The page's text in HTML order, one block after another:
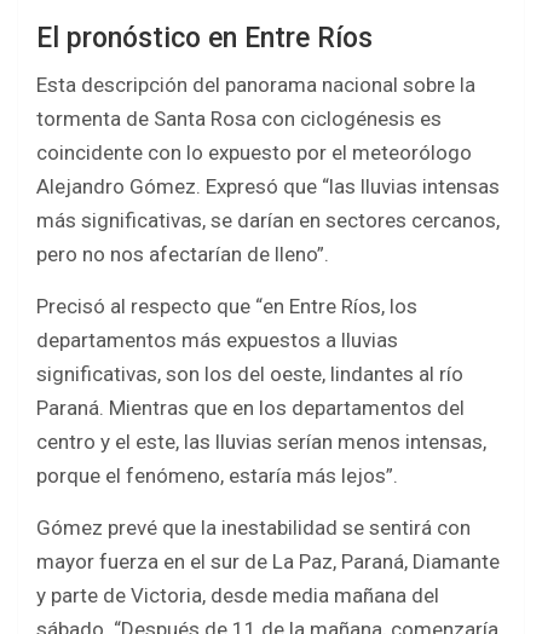
El pronóstico en Entre Ríos
Esta descripción del panorama nacional sobre la
tormenta de Santa Rosa con ciclogénesis es
coincidente con lo expuesto por el meteorólogo
Alejandro Gómez. Expresó que “las lluvias intensas
más significativas, se darían en sectores cercanos,
pero no nos afectarían de lleno”.
Precisó al respecto que “en Entre Ríos, los
departamentos más expuestos a lluvias
significativas, son los del oeste, lindantes al río
Paraná. Mientras que en los departamentos del
centro y el este, las lluvias serían menos intensas,
porque el fenómeno, estaría más lejos”.
Gómez prevé que la inestabilidad se sentirá con
mayor fuerza en el sur de La Paz, Paraná, Diamante
y parte de Victoria, desde media mañana del